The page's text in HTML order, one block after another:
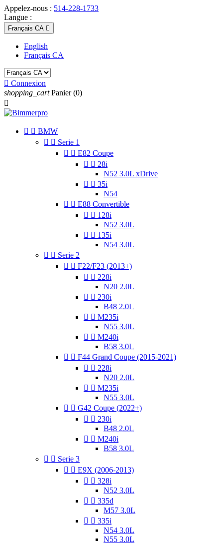
Appelez-nous : 514-228-1733
Langue :
Français CA 
English
Français CA
 Connexion
shopping_cart Panier (0)

  BMW
  Serie 1
  E82 Coupe
  28i
N52 3.0L xDrive
  35i
N54
  E88 Convertible
  128i
N52 3.0L
  135i
N54 3.0L
  Serie 2
  F22/F23 (2013+)
  228i
N20 2.0L
  230i
B48 2.0L
  M235i
N55 3.0L
  M240i
B58 3.0L
  F44 Grand Coupe (2015-2021)
  228i
N20 2.0L
  M235i
N55 3.0L
  G42 Coupe (2022+)
  230i
B48 2.0L
  M240i
B58 3.0L
  Serie 3
  E9X (2006-2013)
  328i
N52 3.0L
  335d
M57 3.0L
  335i
N54 3.0L
N55 3.0L